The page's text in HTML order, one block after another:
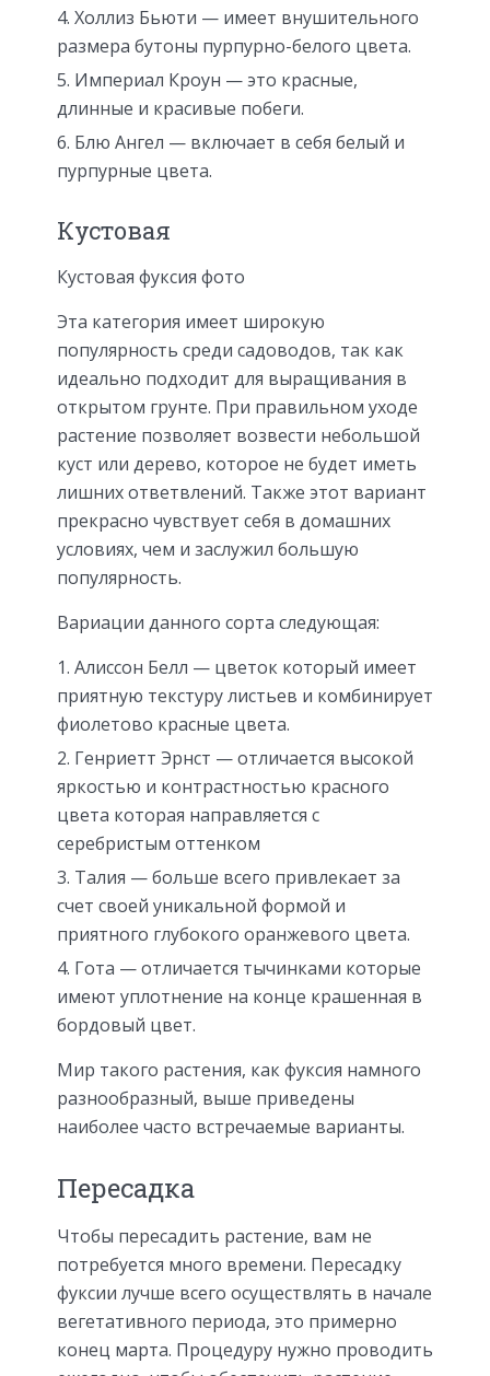
Холлиз Бьюти — имеет внушительного
размера бутоны пурпурно-белого цвета.
Империал Кроун — это красные,
длинные и красивые побеги.
Блю Ангел — включает в себя белый и
пурпурные цвета.
Кустовая
Кустовая фуксия фото
Эта категория имеет широкую
популярность среди садоводов, так как
идеально подходит для выращивания в
открытом грунте. При правильном уходе
растение позволяет возвести небольшой
куст или дерево, которое не будет иметь
лишних ответвлений. Также этот вариант
прекрасно чувствует себя в домашних
условиях, чем и заслужил большую
популярность.
Вариации данного сорта следующая:
Алиссон Белл — цветок который имеет
приятную текстуру листьев и комбинирует
фиолетово красные цвета.
Генриетт Эрнст — отличается высокой
яркостью и контрастностью красного
цвета которая направляется с
серебристым оттенком
Талия — больше всего привлекает за
счет своей уникальной формой и
приятного глубокого оранжевого цвета.
Гота — отличается тычинками которые
имеют уплотнение на конце крашенная в
бордовый цвет.
Мир такого растения, как фуксия намного
разнообразный, выше приведены
наиболее часто встречаемые варианты.
Пересадка
Чтобы пересадить растение, вам не
потребуется много времени. Пересадку
фуксии лучше всего осуществлять в начале
вегетативного периода, это примерно
конец марта. Процедуру нужно проводить